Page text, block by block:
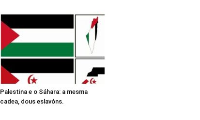
Palestina e o Sáhara: a mesma
cadea, dous eslavóns.